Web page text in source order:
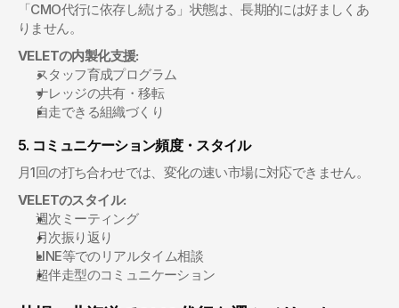
「CMO代行に依存し続ける」状態は、長期的には好ましくあ
りません。
VELETの内製化支援:
スタッフ育成プログラム
ナレッジの共有・移転
自走できる組織づくり
5. コミュニケーション頻度・スタイル
月1回の打ち合わせでは、変化の速い市場に対応できません。
VELETのスタイル:
週次ミーティング
月次振り返り
LINE等でのリアルタイム相談
超伴走型のコミュニケーション